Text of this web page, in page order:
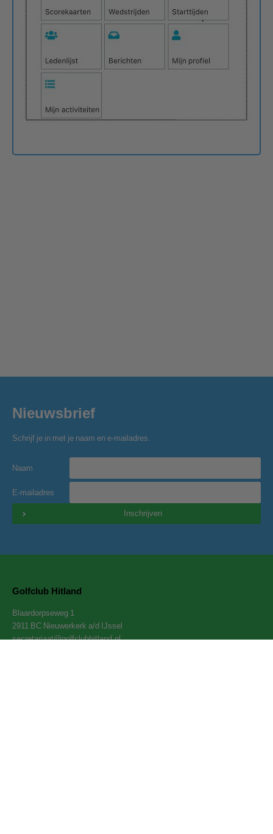
Nieuwsbrief
Schrijf je in met je naam en e-mailadres.
Naam
E-mailadres
Inschrijven
Golfclub Hitland
Blaardorpseweg 1
2911 BC Nieuwerkerk a/d IJssel
secretariaat@golfclubhitland.nl